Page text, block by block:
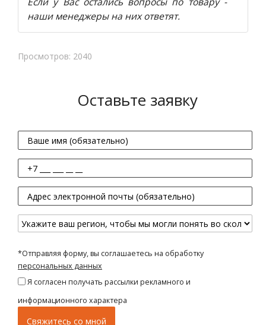
наши менеджеры на них ответят.
Просмотров: 2040
Оставьте заявку
*Отправляя форму, вы соглашаетесь на обработку
персональных данных
Я согласен получать рассылки рекламного и
информационного характера